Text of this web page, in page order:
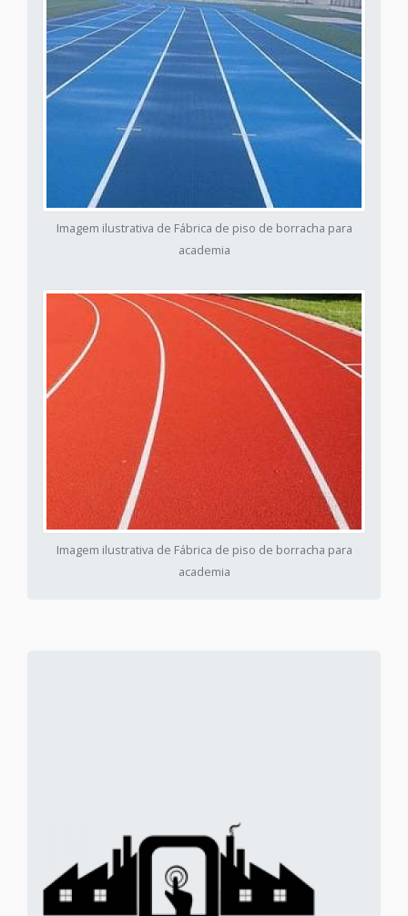
Imagem ilustrativa de Fábrica de piso de borracha para
academia
Imagem ilustrativa de Fábrica de piso de borracha para
academia